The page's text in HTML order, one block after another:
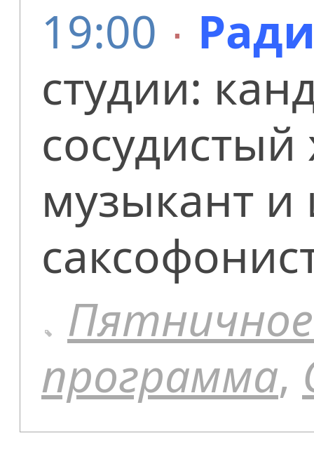
19:00 ∙
студии:
музыкант
программа,